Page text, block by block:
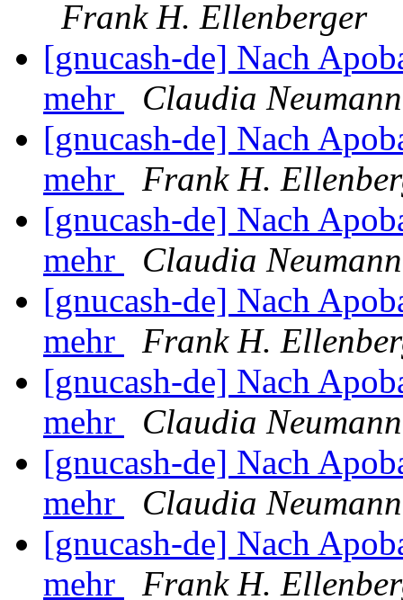
Frank H. Ellenberger
[gnucash-de] Nach
mehr
Claudia Neumann
[gnucash-de] Nach
mehr
Frank H.
[gnucash-de] Nach
mehr
Claudia Neumann
[gnucash-de] Nach
mehr
Frank H.
[gnucash-de] Nach
mehr
Claudia Neumann
[gnucash-de] Nach
mehr
Claudia Neumann
[gnucash-de] Nach
mehr
Frank H.